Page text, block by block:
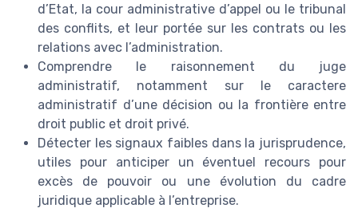
d’Etat, la cour administrative d’appel ou le tribunal
des conflits, et leur portée sur les contrats ou les
relations avec l’administration.
Comprendre le raisonnement du juge
administratif, notamment sur le caractere
administratif d’une décision ou la frontière entre
droit public et droit privé.
Détecter les signaux faibles dans la jurisprudence,
utiles pour anticiper un éventuel recours pour
excès de pouvoir ou une évolution du cadre
juridique applicable à l’entreprise.